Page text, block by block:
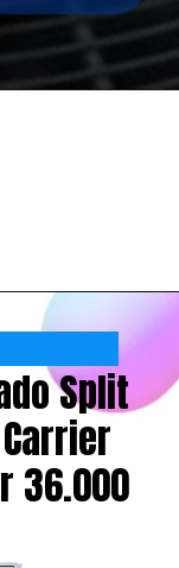
Split
36.000